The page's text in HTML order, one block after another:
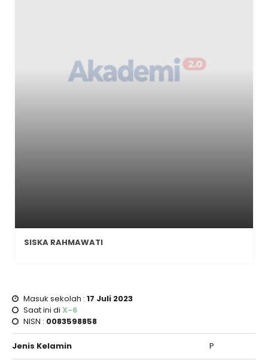
SISKA RAHMAWATI
Masuk sekolah : 17 Juli 2023
Saat ini di X-6
NISN : 0083598858
Jenis Kelamin P